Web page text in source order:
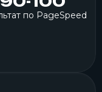
по PageSpeed